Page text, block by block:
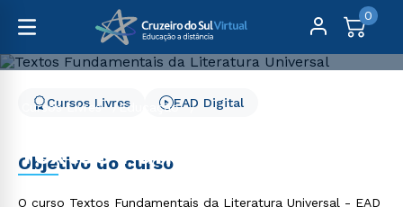
0
Cursos Livres
Educação
Textos Fundamentais da
Literatura Universal
Cursos Livres EAD Digital
Objetivo do curso
O curso Textos Fundamentais da Literatura Universal - EAD